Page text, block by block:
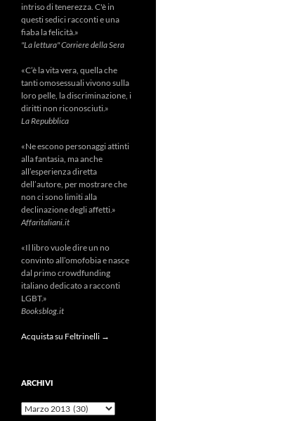
intriso di tenerezza. C'è in
questi sedici racconti e una
fiaba la felicità.»
"La lettura" Corriere della Sera
«C’è la vita vera, quella che
tanti omosessuali vivono sulla
loro pelle, la discriminazione, i
diritti non riconosciuti.»
La Repubblica
«Ne escono personaggi attinti
alla fantasia, ma anche
all’esperienza diretta
dell’autore, per mostrare che
non ci sono limiti alla
declinazione degli affetti.»
Affaritaliani.it
«Il libro vuole dire un no
convinto all’omofobia e nasce
dal primo crowdfunding
italiano dedicato a racconti
LGBT.»
Booksblog.it
Acquista su Feltrinelli →
ARCHIVI
Archivi